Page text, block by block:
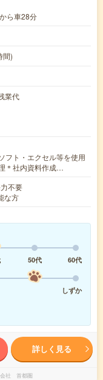
ら車28分
間)
業代
フト・エクセル等を使用
＊社内資料作成…
不要
な方
50代
60代
しずか
詳しく見る
会社 首都圏